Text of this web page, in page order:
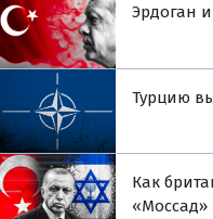
Эрдоган
Турцию
Как
«Моссад»